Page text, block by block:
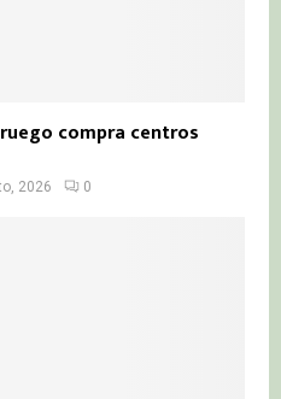
compra centros
2026 0